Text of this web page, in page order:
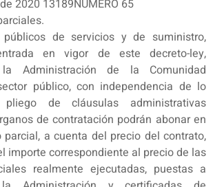
2020 13189NÚMERO 65
de servicios y de suministro,
en vigor de este decreto-ley,
Administración de la Comunidad
público, con independencia de lo
de cláusulas administrativas
de contratación podrán abonar en
a cuenta del precio del contrato,
importe correspondiente al precio de las
realmente ejecutadas, puestas a